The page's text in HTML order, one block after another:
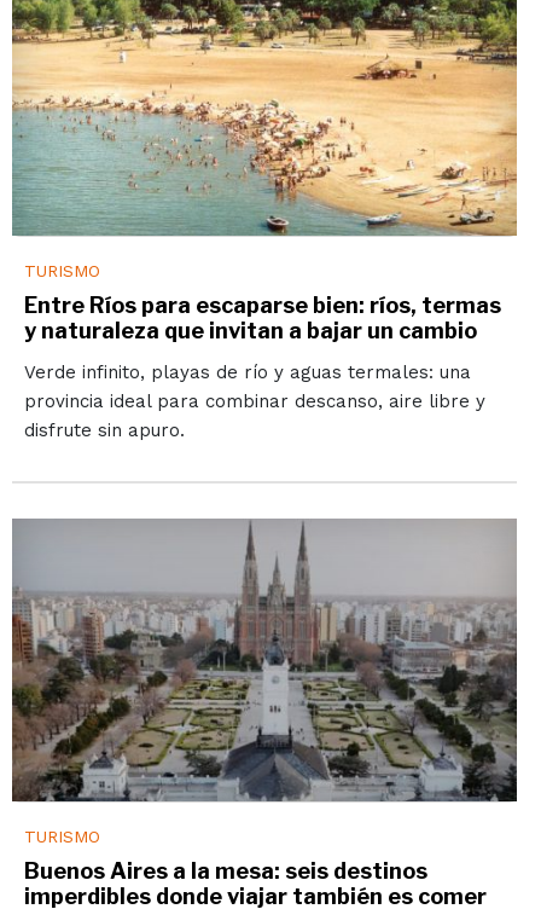
TURISMO
Entre Ríos para escaparse bien: ríos, termas
y naturaleza que invitan a bajar un cambio
Verde infinito, playas de río y aguas termales: una
provincia ideal para combinar descanso, aire libre y
disfrute sin apuro.
TURISMO
Buenos Aires a la mesa: seis destinos
imperdibles donde viajar también es comer